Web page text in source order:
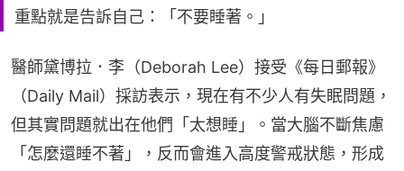
重點就是告訴自己：「不要睡著。」
醫師黛博拉．李（Deborah Lee）接受《每日郵報》
（Daily Mail）採訪表示，現在有不少人有失眠問題，
但其實問題就出在他們「太想睡」。當大腦不斷焦慮
「怎麼還睡不著」，反而會進入高度警戒狀態，形成